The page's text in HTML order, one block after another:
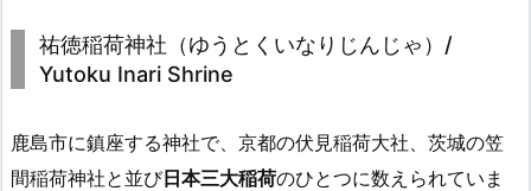
祐徳稲荷神社（ゆうとくいなりじんじゃ）/
Yutoku Inari Shrine
鹿島市に鎮座する神社で、京都の伏見稲荷大社、茨城の笠
間稲荷神社と並び日本三大稲荷のひとつに数えられていま